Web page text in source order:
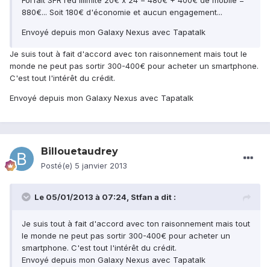
880€... Soit 180€ d'économie et aucun engagement...
Envoyé depuis mon Galaxy Nexus avec Tapatalk
Je suis tout à fait d'accord avec ton raisonnement mais tout le
monde ne peut pas sortir 300-400€ pour acheter un smartphone.
C'est tout l'intérêt du crédit.
Envoyé depuis mon Galaxy Nexus avec Tapatalk
Billouetaudrey
Posté(e) 5 janvier 2013
Le 05/01/2013 à 07:24, Stfan a dit :
Je suis tout à fait d'accord avec ton raisonnement mais tout
le monde ne peut pas sortir 300-400€ pour acheter un
smartphone. C'est tout l'intérêt du crédit.
Envoyé depuis mon Galaxy Nexus avec Tapatalk